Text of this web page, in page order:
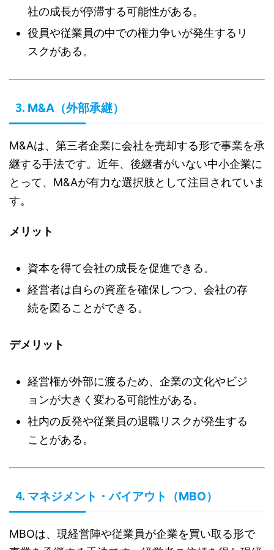
社の成長が停滞する可能性がある。
役員や従業員の中での権力争いが発生するリ
スクがある。
3. M&A（外部承継）
M&Aは、第三者企業に会社を売却する形で事業を承
継する手法です。近年、後継者がいない中小企業に
とって、M&Aが有力な選択肢として注目されていま
す。
メリット
資本を得て会社の成長を促進できる。
経営者は自らの資産を確保しつつ、会社の存
続を図ることができる。
デメリット
経営権が外部に渡るため、企業の文化やビジ
ョンが大きく変わる可能性がある。
社内の反発や従業員の退職リスクが発生する
ことがある。
4. マネジメント・バイアウト（MBO）
MBOは、現経営陣や従業員が企業を買い取る形で